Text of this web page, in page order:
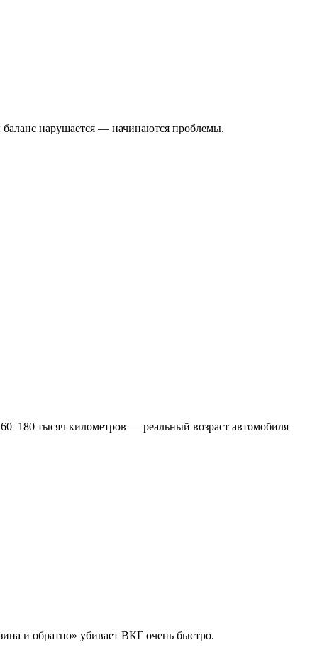
нарушается — начинаются проблемы.
тысяч километров — реальный возраст автомобиля
и обратно» убивает ВКГ очень быстро.